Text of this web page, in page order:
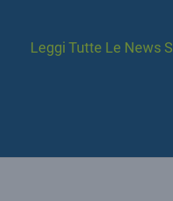
Leggi Tutte Le News